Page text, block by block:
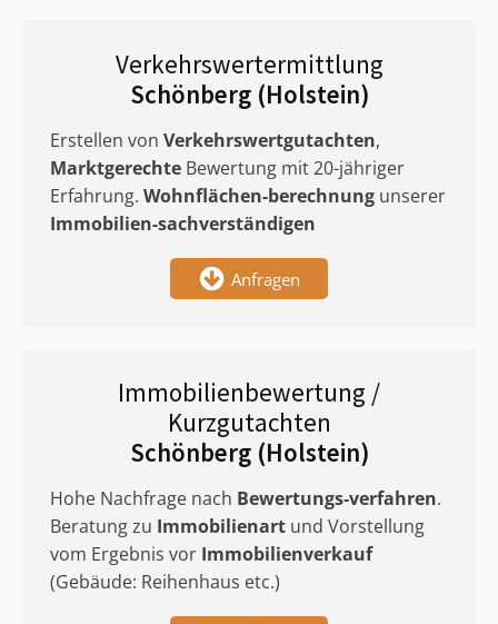
Verkehrswertermittlung
Schönberg (Holstein)
Erstellen von Verkehrswertgutachten,
Marktgerechte Bewertung mit 20-jähriger
Erfahrung. Wohnflächen-berechnung unserer
Immobilien-sachverständigen
Anfragen
Immobilienbewertung /
Kurzgutachten
Schönberg (Holstein)
Hohe Nachfrage nach Bewertungs-verfahren.
Beratung zu Immobilienart und Vorstellung
vom Ergebnis vor Immobilienverkauf
(Gebäude: Reihenhaus etc.)